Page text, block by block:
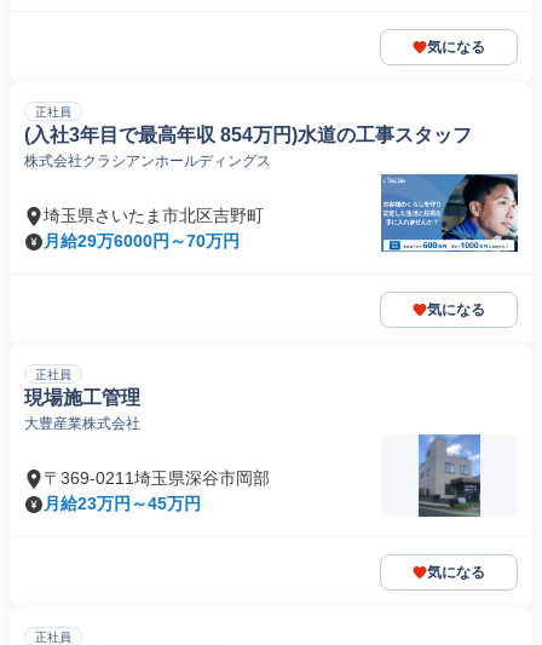
気になる
正社員
(入社3年目で最高年収 854万円)水道の工事スタッフ
株式会社クラシアンホールディングス
埼玉県さいたま市北区吉野町
月給29万6000円～70万円
気になる
正社員
現場施工管理
大豊産業株式会社
〒369-0211埼玉県深谷市岡部
月給23万円～45万円
気になる
正社員